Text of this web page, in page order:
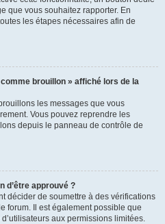
que vous souhaitez rapporter. En
les étapes nécessaires afin de
brouillon » affiché lors de la
les messages que vous
Vous pouvez reprendre les
depuis le panneau de contrôle de
d’être approuvé ?
décider de soumettre à des vérifications
forum. Il est également possible que
aux permissions limitées.